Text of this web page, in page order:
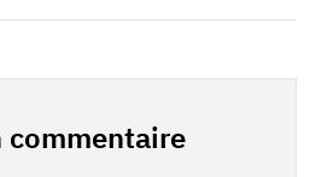
commentaire